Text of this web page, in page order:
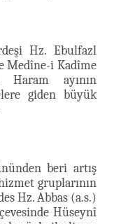
Hz. Ebulfazl
Medîne-i Kadîme
ayının
giden büyük
beri artış
gruplarının
Hz. Abbas (a.s.)
Hüseynî